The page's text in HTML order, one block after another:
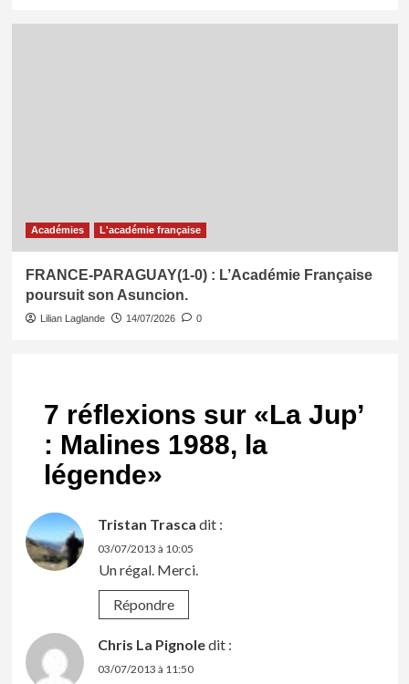
Académies L'académie française
FRANCE-PARAGUAY(1-0) : L’Académie Française
poursuit son Asuncion.
Lilian Laglande 14/07/2026 0
7 réflexions sur «La Jup’
: Malines 1988, la
légende»
Tristan Trasca dit :
03/07/2013 à 10:05
Un régal. Merci.
Répondre
Chris La Pignoledit :
03/07/2013 à 11:50